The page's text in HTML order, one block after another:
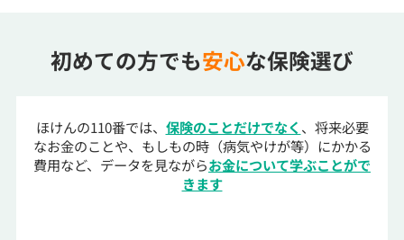
初めての方でも安心な保険選び
ほけんの110番では、 保険のことだけでなく 、将来必要
なお金のことや、もしもの時（病気やけが等）にかかる
費用など、データを見ながらお金について学ぶことがで
きます